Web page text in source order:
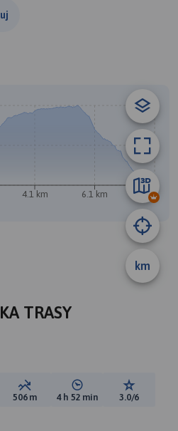
km
4.1 km 6.1 km 8.2 km
TRASY
Suma spadków:
506 m Średni czas potrzebny
4 h 52 min Ocena
3.0/6